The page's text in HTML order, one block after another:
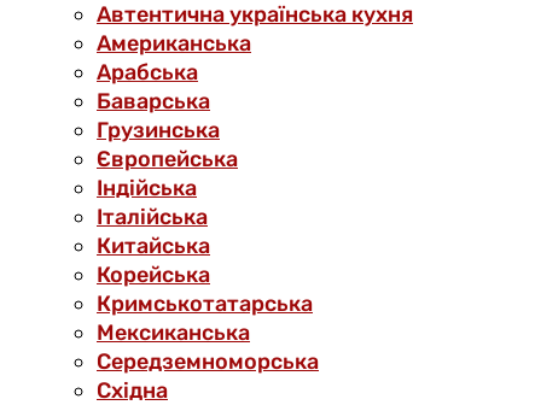
Автентична українська кухня
Американська
Арабська
Баварська
Грузинська
Європейська
Індійська
Італійська
Китайська
Корейська
Кримськотатарська
Мексиканська
Середземноморська
Східна